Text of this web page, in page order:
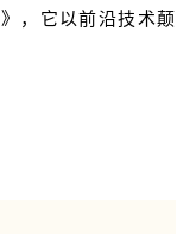
，它以前沿技术颠